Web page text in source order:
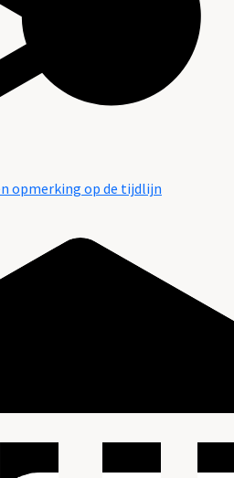
opmerking op de tijdlijn